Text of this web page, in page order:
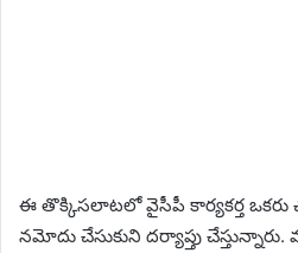
ఈ తొక్కిసలాటలో వైసీపీ కార్యకర్త
నమోదు చేసుకుని దర్యాప్తు